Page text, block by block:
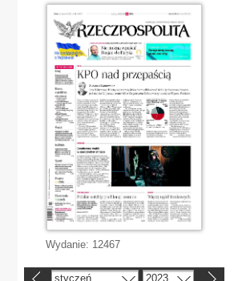
Wydanie: 12467
styczeń 2023